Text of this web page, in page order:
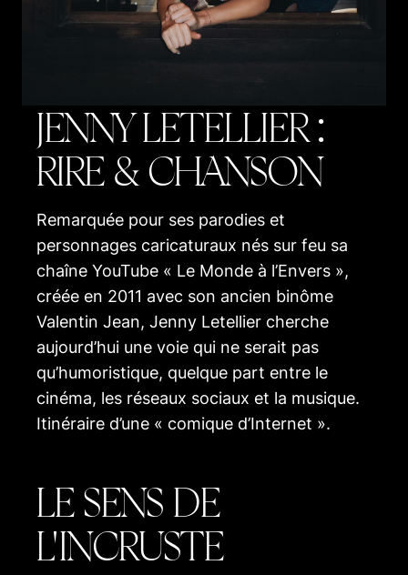
JENNY LETELLIER :
RIRE & CHANSON
Remarquée pour ses parodies et
personnages caricaturaux nés sur feu sa
chaîne YouTube « Le Monde à l’Envers »,
créée en 2011 avec son ancien binôme
Valentin Jean, Jenny Letellier cherche
aujourd’hui une voie qui ne serait pas
qu’humoristique, quelque part entre le
cinéma, les réseaux sociaux et la musique.
Itinéraire d’une « comique d’Internet ».
LE SENS DE
L'INCRUSTE